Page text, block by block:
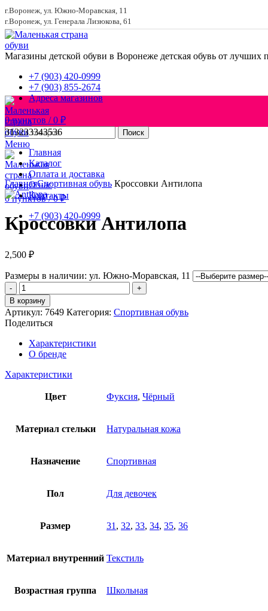
г.Воронеж, ул. Южно-Моравская, 11
г.Воронеж, ул. Генерала Лизюкова, 61
Магазины детской обуви в Воронеже детская обувь от лучших
+7 (903) 420-0999
+7 (903) 855-2674
Адреса магазинов
0пунктов / 0 ₽
Поиск
Меню
0пунктов / 0₽
Главная
Каталог
Оплата и доставка
О нас
Контакты
+7 (903) 420-0999
313233343536
Увеличить
ГлавнаяСпортивная обувь Кроссовки Антилопа
Кроссовки Антилопа
2,500 ₽
Размеры в наличии: ул. Южно-Моравская, 11
Количество
товара
Кроссовки
Антилопа
В корзину
Артикул: 7649 Категория: Спортивная обувь
Поделиться
Характеристики
О бренде
Характеристики
Цвет Фуксия, Чёрный
Материал стельки Натуральная кожа
Назначение Спортивная
Пол Для девочек
Размер 31 , 32, 33, 34, 35, 36
Материал внутренний Текстиль
Возрастная группа Школьная